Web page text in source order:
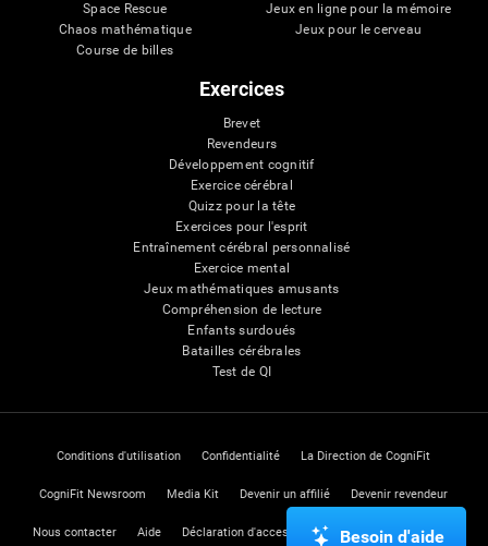
Space Rescue
Chaos mathématique
Course de billes
Jeux en ligne pour la mémoire
Jeux pour le cerveau
Exercices
Brevet
Revendeurs
Développement cognitif
Exercice cérébral
Quizz pour la tête
Exercices pour l'esprit
Entraînement cérébral personnalisé
Exercice mental
Jeux mathématiques amusants
Compréhension de lecture
Enfants surdoués
Batailles cérébrales
Test de QI
Conditions d'utilisation Confidentialité La Direction de CogniFit
CogniFit Newsroom Media Kit Devenir un affilié Devenir revendeur
Nous contacter Aide Déclaration d'accessibilité Centre de Confiance
Besoin d'aide